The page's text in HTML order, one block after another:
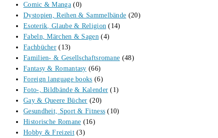
Comic & Manga (0)
Dystopien, Reihen & Sammelbände (20)
Esoterik, Glaube & Religion (14)
Fabeln, Märchen & Sagen (4)
Fachbücher (13)
Familien- & Gesellschaftsromane (48)
Fantasy & Romantasy (66)
Foreign language books (6)
Foto-, Bildbände & Kalender (1)
Gay & Queere Bücher (20)
Gesundheit, Sport & Fitness (10)
Historische Romane (16)
Hobby & Freizeit (3)